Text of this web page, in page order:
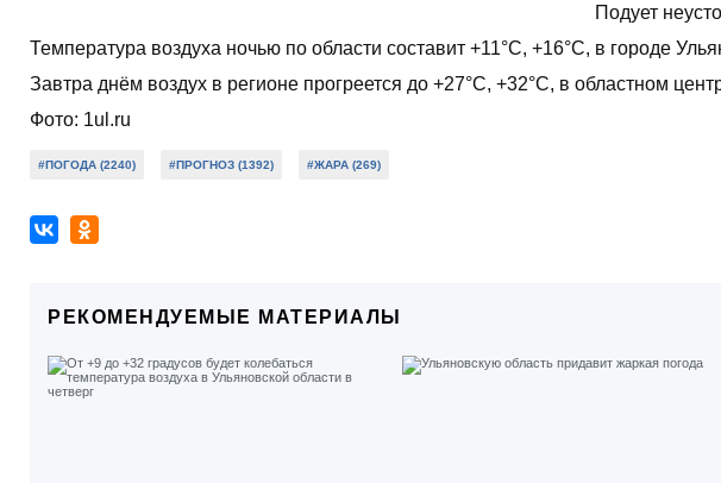
Подует
Температура воздуха ночью по области составит +11°С, +16°С, в городе
Завтра днём воздух в регионе прогреется до +27°С, +32°С, в областном
Фото: 1ul.ru
#ПОГОДА (2240) #ПРОГНОЗ (1392) #ЖАРА (269)
РЕКОМЕНДУЕМЫЕ МАТЕРИАЛЫ